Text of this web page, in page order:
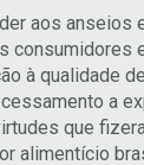
aos anseios
consumidores
à qualidade
a
que
alimentício